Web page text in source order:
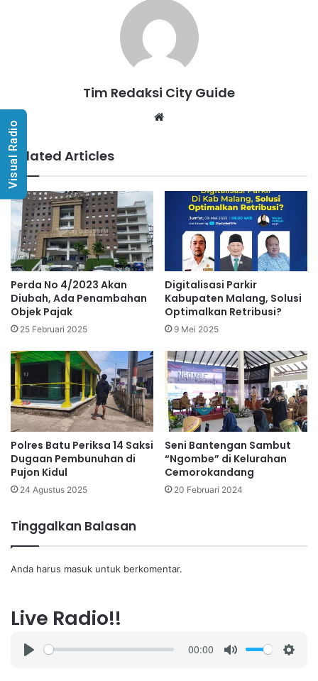
Tim Redaksi City Guide
Related Articles
Perda No 4/2023 Akan
Diubah, Ada Penambahan
Objek Pajak
25 Februari 2025
Digitalisasi Parkir
Kabupaten Malang, Solusi
Optimalkan Retribusi?
9 Mei 2025
Polres Batu Periksa 14 Saksi
Dugaan Pembunuhan di
Pujon Kidul
24 Agustus 2025
Seni Bantengan Sambut
“Ngombe” di Kelurahan
Cemorokandang
20 Februari 2024
Tinggalkan Balasan
Anda harus masuk untuk berkomentar.
Live Radio!!
00:00
Visual Radio